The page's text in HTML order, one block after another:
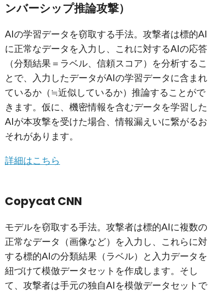
ンバーシップ推論攻撃）
AIの学習データを窃取する手法。攻撃者は標的AI
に正常なデータを入力し、これに対するAIの応答
（分類結果＝ラベル、信頼スコア）を分析するこ
とで、入力したデータがAIの学習データに含まれ
ているか（≒近似しているか）推論することがで
きます。仮に、機密情報を含むデータを学習した
AIが本攻撃を受けた場合、情報漏えいに繋がるお
それがあります。
詳細はこちら
Copycat CNN
モデルを窃取する手法。攻撃者は標的AIに複数の
正常なデータ（画像など）を入力し、これらに対
する標的AIの分類結果（ラベル）と入力データを
紐づけて模倣データセットを作成します。そし
て、攻撃者は手元の独自AIを模倣データセットで